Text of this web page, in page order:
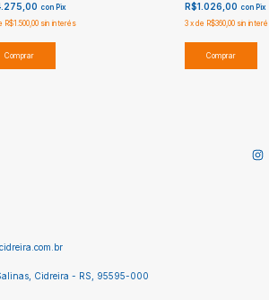
con Pix
R$1.500,00 sin interés
Comprar
R$1.026,00 con Pix
3 x de R$360,00 sin
Comprar
Cidreira - RS, 95595-000